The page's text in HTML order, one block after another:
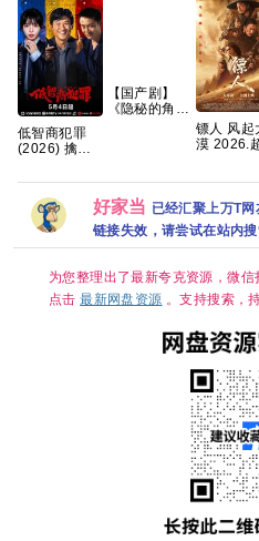
低智商犯罪
(2026) 擒贼
60.50FPS
S01杜比音效
HDR
HiveWeb/内
3GB】
【国产剧】
《隐秘的角落
【66G】
镖人 风起
漠 2026.
好家当 已经汇聚上万T
链接失效，请尝试在站内
为您整理出了最新夸克资源，微
点击最新网盘资源 。支持搜索，